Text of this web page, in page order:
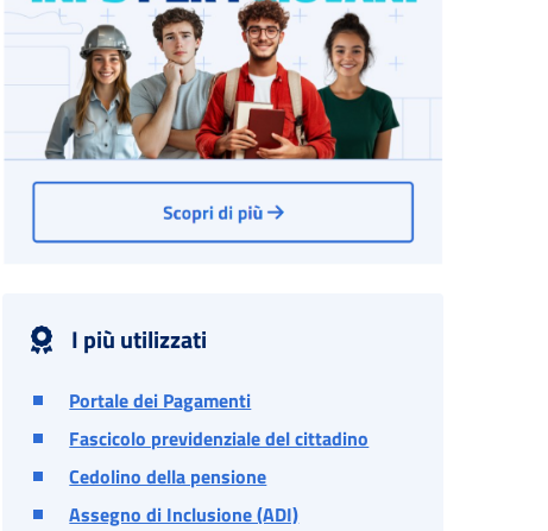
I più utilizzati
Portale dei Pagamenti
Fascicolo previdenziale del cittadino
Cedolino della pensione
Assegno di Inclusione (ADI)